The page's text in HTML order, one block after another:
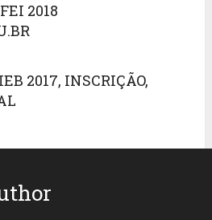
2018
2017, INSCRIÇÃO,